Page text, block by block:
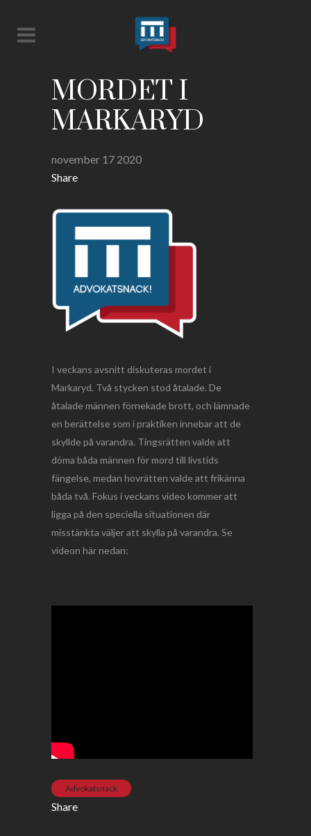
MORDET I
MARKARYD
november 17 2020
Share
I veckans avsnitt diskuteras mordet i
Markaryd. Två stycken stod åtalade. De
åtalade männen förnekade brott, och lämnade
en berättelse som i praktiken innebar att de
skyllde på varandra. Tingsrätten valde att
döma båda männen för mord till livstids
fängelse, medan hovrätten valde att frikänna
båda två. Fokus i veckans video kommer att
ligga på den speciella situationen där
misstänkta väljer att skylla på varandra. Se
videon här nedan:
Advokatsnack
Share